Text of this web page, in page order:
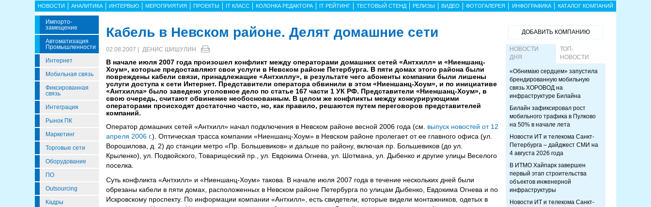
НОВОСТИ АНАЛИТИКА ИНТЕРВЬЮ МЕРОПРИЯТИЯ ПРОЕКТЫ IT КЛАСС КОЛОНКА РЕДАКТОРА IT РЕЙТИНГ ТЕСТОВЫЙ СТЕНД РЕЛИЗЫ ВИДЕО ФОТОГАЛЕРЕЯ ИНФОГРАФИКА КАТАЛОГ КОМПАНИЙ
Импорто­
Замещение
Автоматизация
Промышленности
Интернет
Мобильная связь
Фиксированная
связь
Интеграция
Рынок ПК
Маркетинг
Торговые сети
Оборудование
ПО
Outsourcing
Кадры
Кабель в Невском районе. Делят домашние сети
02.08.2007 | ДЕНИС ШИШУЛИН
В начале июля 2007 года произошел конфликт между операторами домашних сетей «Антхилл» и «Ниеншанц-
Хоум», которые предоставляют свои услуги в Невском районе Петербурга. В пяти домах этого района были
повреждены кабели связи, принадлежащие «Антхиллу», в результате чего абоненты компании были лишены
услуги доступа к сети Интернет. Представители оператора обвинили в этом «Ниеншанц-Хоум», и по инициативе
«Антхилла» было заведено уголовное дело по статье 167 части 1 УК РФ. Представители «Ниеншанц-Хоум», в
свою очередь, считают обвинение необоснованным. В целом же конфликты между конкурирующими
операторами происходят достаточно часто, но, как правило, решаются путем переговоров представителей
компаний.
Оператор домашних сетей «Антхилл» начал подключения в Невском районе весной 2006 года (см. выпуск новостей от 12
апреля 2006 г.). Оптическая трасса компании «Ниеншанц-Хоум» в Невском районе пролегает от ее главного офиса (ул.
Ворошилова, д. 2) до станции метро «Пр. Большевиков» и дальше по району, включая пр. Большевиков (до ул.
Крыленко), ул. Подвойского, Товарищеский пр., ул. Евдокима Огнева, ул. Шотмана, ул. Дыбенко и другие улицы Веселого
поселка.
Суть конфликта «Антхилл» и «Ниеншанц-Хоум» такова. В начале июля 2007 года в течение нескольких дней были
обрезаны кабели в пяти домах, расположенных в Невском районе Петербурга по улицам Дыбенко, Евдокима Огнева и по
Искровскому проспекту. По информации компании «Антхилл», есть свидетели, которые видели монтажников, одетых в
ДОБАВИТЬ КОМПАНИЮ
НОВОСТИ
ДНЯ
ТОП-
НОВОСТИ
«Обнимаю сердцем» запустила
брендированную мобильную
связь ХОРОВОД на
инфраструктуре Билайна
Билайн зафиксировал рост
мобильного трафика в Пулково
на 50% в начале лета
Новости ИТ и телекома Санкт-
Петербурга – дайджест СМИ на
4 августа 2026 года
В ИТМО Хайпарк завершен
первый этап строительства
объектов инженерной
инфраструктуры
Новости ИТ и телекома Санкт-